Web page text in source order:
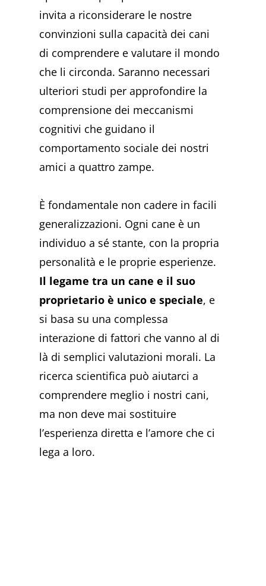
invita a riconsiderare le nostre
convinzioni sulla capacità dei cani
di comprendere e valutare il mondo
che li circonda. Saranno necessari
ulteriori studi per approfondire la
comprensione dei meccanismi
cognitivi che guidano il
comportamento sociale dei nostri
amici a quattro zampe.
È fondamentale non cadere in facili
generalizzazioni. Ogni cane è un
individuo a sé stante, con la propria
personalità e le proprie esperienze.
Il legame tra un cane e il suo
proprietario è unico e speciale, e
si basa su una complessa
interazione di fattori che vanno al di
là di semplici valutazioni morali. La
ricerca scientifica può aiutarci a
comprendere meglio i nostri cani,
ma non deve mai sostituire
l’esperienza diretta e l’amore che ci
lega a loro.